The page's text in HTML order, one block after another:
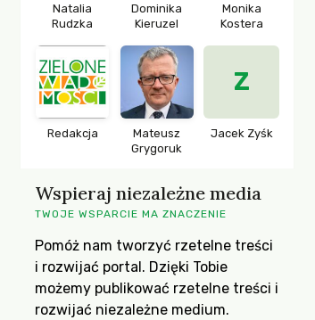
Natalia
Rudzka
Dominika
Kieruzel
Monika
Kostera
Redakcja
Mateusz
Grygoruk
Z
Jacek Zyśk
Wspieraj niezależne media
TWOJE WSPARCIE MA ZNACZENIE
Pomóż nam tworzyć rzetelne treści
i rozwijać portal. Dzięki Tobie
możemy publikować rzetelne treści i
rozwijać niezależne medium.